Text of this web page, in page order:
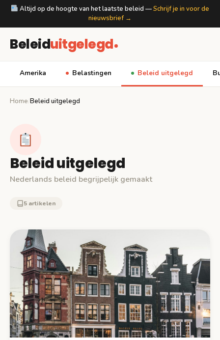
Altijd op de hoogte van het laatste beleid —Schrijf je in voor de
nieuwsbrief →
Beleiduitgelegd
Amerika Belastingen Beleid uitgelegd
Home Beleid uitgelegd
Beleid uitgelegd
Nederlands beleid begrijpelijk gemaakt
5 artikelen